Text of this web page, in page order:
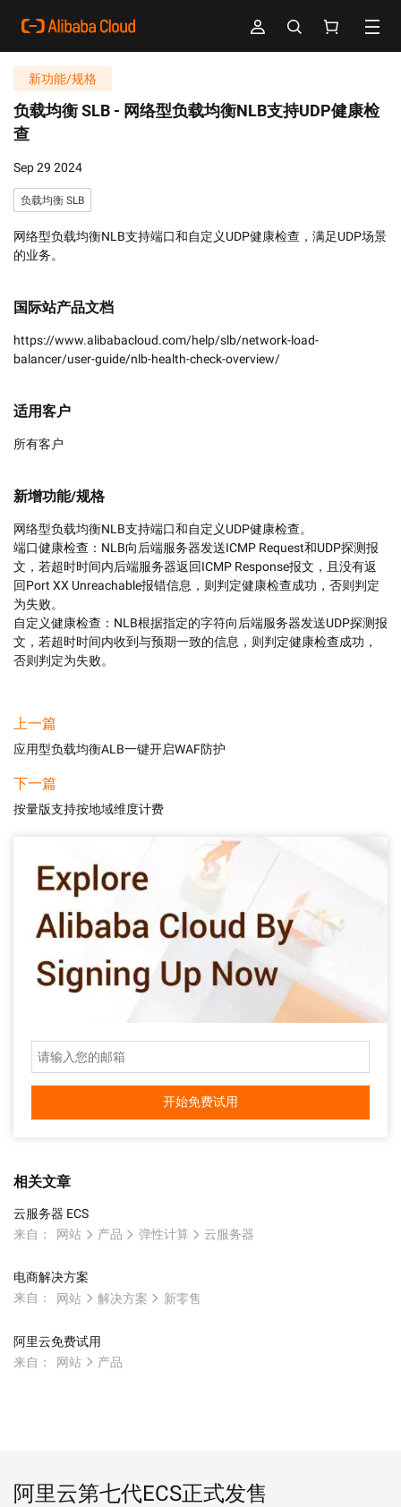
新功能/规格
负载均衡 SLB - 网络型负载均衡NLB支持UDP健康检
查
Sep 29 2024
负载均衡 SLB
网络型负载均衡NLB支持端口和自定义UDP健康检查，满足UDP场景
的业务。
国际站产品文档
https://www.alibabacloud.com/help/slb/network-load-
balancer/user-guide/nlb-health-check-overview/
适用客户
所有客户
新增功能/规格
网络型负载均衡NLB支持端口和自定义UDP健康检查。
端口健康检查：NLB向后端服务器发送ICMP Request和UDP探测报
文，若超时时间内后端服务器返回ICMP Response报文，且没有返
回Port XX Unreachable报错信息，则判定健康检查成功，否则判定
为失败。
自定义健康检查：NLB根据指定的字符向后端服务器发送UDP探测报
文，若超时时间内收到与预期一致的信息，则判定健康检查成功，
否则判定为失败。
上一篇
应用型负载均衡ALB一键开启WAF防护
下一篇
按量版支持按地域维度计费
开始免费试用
相关文章
云服务器 ECS
来自：
网站 产品 弹性计算 云服务器
电商解决方案
来自：
网站 解决方案 新零售
阿里云免费试用
来自：
网站 产品
阿里云第七代ECS正式发售